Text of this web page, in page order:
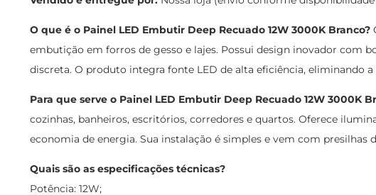
O que é o Painel LED Embutir Deep Recuado 12W 3000K Branco?
embutição em forros de gesso e lajes. Possui design inovador com
discreta. O produto integra fonte LED de alta eficiência, eliminando a
Para que serve o Painel LED Embutir Deep Recuado 12W 3000K
cozinhas, banheiros, escritórios, corredores e quartos. Oferece
economia de energia. Sua instalação é simples e vem com presilhas
Quais são as especificações técnicas?
Potência: 12W;